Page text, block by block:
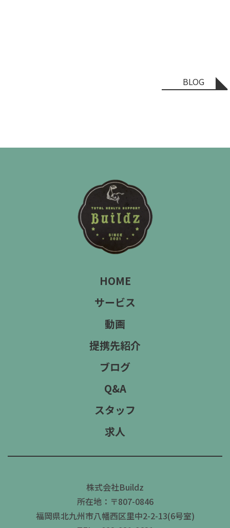
BLOG
HOME
サービス
動画
提携先紹介
ブログ
Q&A
スタッフ
求人
株式会社Buildz
所在地：〒807-0846
福岡県北九州市八幡西区里中2-2-13(6号室)